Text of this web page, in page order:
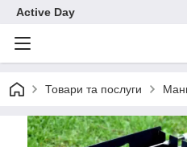
Active Day
Товари та послуги